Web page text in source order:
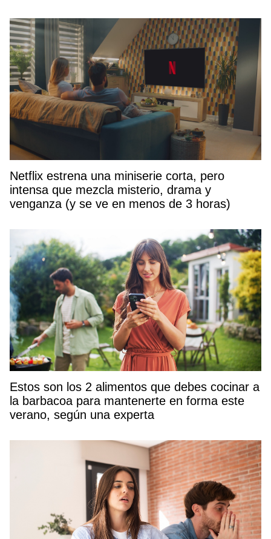
Netflix estrena una miniserie corta, pero
intensa que mezcla misterio, drama y
venganza (y se ve en menos de 3 horas)
Estos son los 2 alimentos que debes cocinar a
la barbacoa para mantenerte en forma este
verano, según una experta